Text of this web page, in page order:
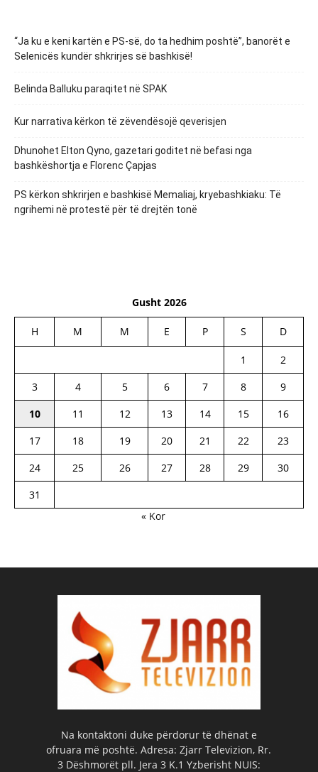
“Ja ku e keni kartën e PS-së, do ta hedhim poshtë”, banorët e
Selenicës kundër shkrirjes së bashkisë!
Belinda Balluku paraqitet në SPAK
Kur narrativa kërkon të zëvendësojë qeverisjen
Dhunohet Elton Qyno, gazetari goditet në befasi nga
bashkëshortja e Florenc Çapjas
PS kërkon shkrirjen e bashkisë Memaliaj, kryebashkiaku: Të
ngrihemi në protestë për të drejtën tonë
Gusht 2026
H M M E P S D
1
2
3
4 5 6 7 8
9
10
11 12 13 14 15
16
17
18 19 20 21 22
23
24
25 26 27 28 29
30
31
« Kor
Na kontaktoni duke përdorur të dhënat e
ofruara më poshtë. Adresa: Zjarr Televizion, Rr.
3 Dëshmorët pll. Jera 3 K.1 Yzberisht NUIS: